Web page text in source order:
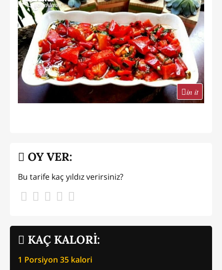
in it
KAÇ KALORİ:
1 Porsiyon 35 kalori
OY VER:
Bu tarife kaç yıldız verirsiniz?